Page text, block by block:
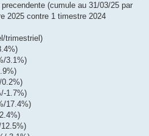
(cumule au 31/03/25 par
2025 contre 1 timestre 2024
trimestriel)
3.1%)
0.2%)
1.7%)
17.4%)